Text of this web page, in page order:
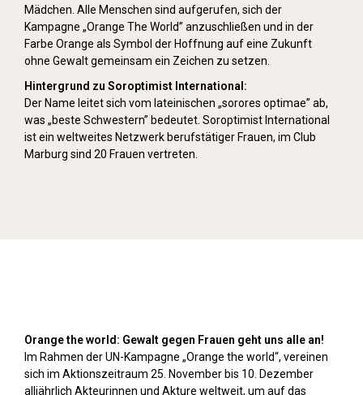
Mädchen. Alle Menschen sind aufgerufen, sich der
Kampagne „Orange The World” anzuschließen und in der
Farbe Orange als Symbol der Hoffnung auf eine Zukunft
ohne Gewalt gemeinsam ein Zeichen zu setzen.
Hintergrund zu Soroptimist International:
Der Name leitet sich vom lateinischen „sorores optimae” ab,
was „beste Schwestern” bedeutet. Soroptimist International
ist ein weltweites Netzwerk berufstätiger Frauen, im Club
Marburg sind 20 Frauen vertreten.
Orange the world: Gewalt gegen Frauen geht uns alle an!
Im Rahmen der UN-Kampagne „Orange the world“, vereinen
sich im Aktionszeitraum 25. November bis 10. Dezember
alljährlich Akteurinnen und Akture weltweit, um auf das